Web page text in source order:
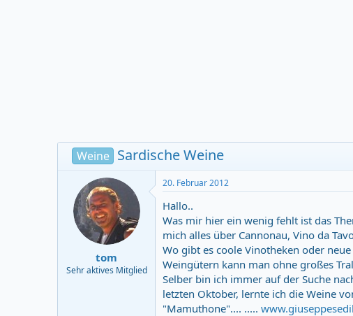
Weine Sardische Weine
tom
Sehr aktives Mitglied
20. Februar 2012
Hallo..
Was mir hier ein wenig fehlt ist das
mich alles über Cannonau, Vino da
Wo gibt es coole Vinotheken oder
Weingütern kann man ohne großes
Selber bin ich immer auf der Suche
letzten Oktober, lernte ich die Weine
"Mamuthone".... .....